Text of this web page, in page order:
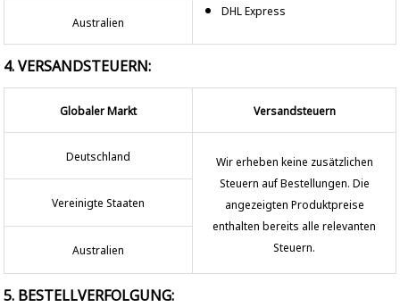
DHL Express
Australien
4. VERSANDSTEUERN:
Globaler Markt Versandsteuern
Deutschland
Wir erheben keine zusätzlichen
Steuern auf Bestellungen. Die
angezeigten Produktpreise
enthalten bereits alle relevanten
Steuern.
Vereinigte Staaten
Australien
5. BESTELLVERFOLGUNG: